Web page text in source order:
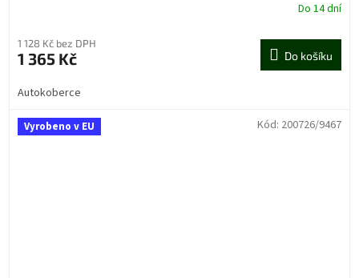
Do 14 dní
1 128 Kč bez DPH
1 365 Kč Do košíku
Autokoberce
Vyrobeno v EU Kód: 200726/9467